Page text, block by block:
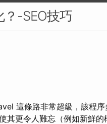
？-SEO技巧
這條路非常超級，該程序
其更令人難忘（例如新鮮的